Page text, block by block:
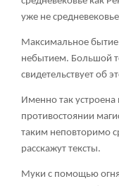
уже не
Максимальное
небытием. Большой
свидетельствует об
Именно так
противостоянии
таким неповторимо
расскажут тексты.
Муки с помощью